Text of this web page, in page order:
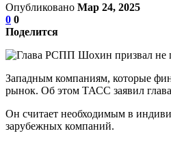
Опубликовано Мар 24, 2025
0 0
Поделится
Западным компаниям, которые
рынок. Об этом ТАСС заявил
Он считает необходимым в
зарубежных компаний.